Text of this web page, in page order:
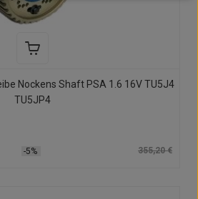
Nockens Shaft PSA 1.6 16V TU5J4
TU5JP4
-5% 355,20 €